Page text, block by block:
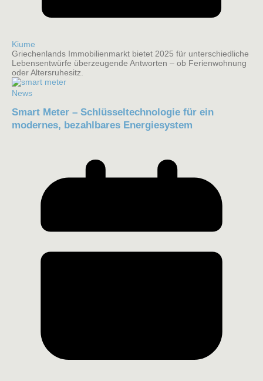
Kiume
Griechenlands Immobilienmarkt bietet 2025 für unterschiedliche
Lebensentwürfe überzeugende Antworten – ob Ferienwohnung
oder Altersruhesitz.
News
Smart Meter – Schlüsseltechnologie für ein
modernes, bezahlbares Energiesystem